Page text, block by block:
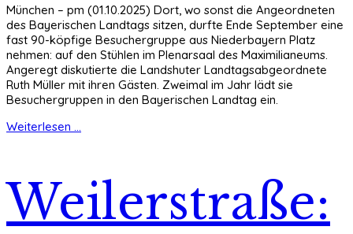
München – pm (01.10.2025) Dort, wo sonst die Angeordneten
des Bayerischen Landtags sitzen, durfte Ende September eine
fast 90-köpfige Besuchergruppe aus Niederbayern Platz
nehmen: auf den Stühlen im Plenarsaal des Maximilianeums.
Angeregt diskutierte die Landshuter Landtagsabgeordnete
Ruth Müller mit ihren Gästen. Zweimal im Jahr lädt sie
Besuchergruppen in den Bayerischen Landtag ein.
Weiterlesen ...
Weilerstraße: